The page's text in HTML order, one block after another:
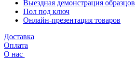
Выездная демонстрация образцов
Пол под ключ
Онлайн-презентация товаров
Доставка
Оплата
О нас